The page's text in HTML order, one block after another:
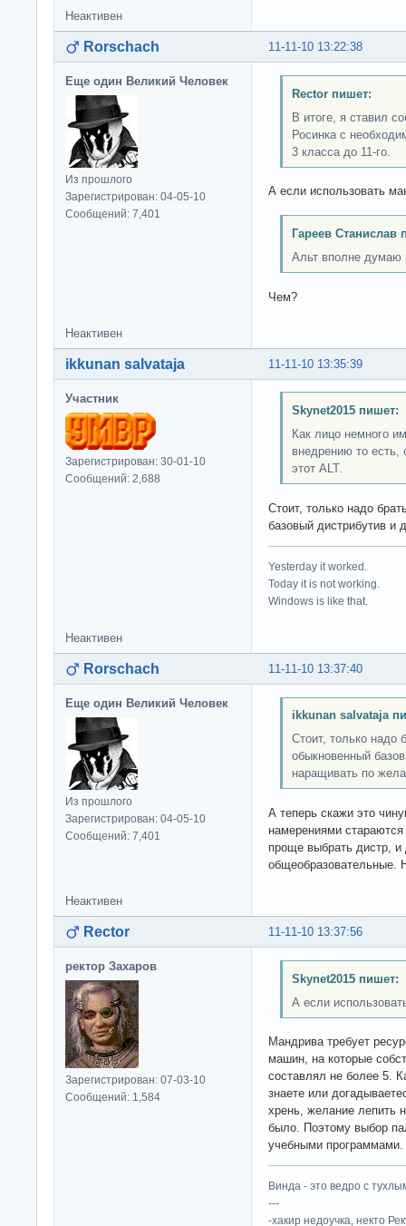
Неактивен
11-11-10 13:22:38
Rorschach
Еще один Великий Человек
Из прошлого
Зарегистрирован: 04-05-10
Сообщений: 7,401
Rector пишет:
В итоге, я ставил
Росинка с
3 класса до 11-го.
А если использовать
Гареев Станислав
Альт вполне думаю
Чем?
Неактивен
11-11-10 13:35:39
ikkunan salvataja
Участник
Зарегистрирован: 30-01-10
Сообщений: 2,688
Skynet2015 пишет:
Как лицо немного
внедрению то есть,
этот ALT.
Стоит, только надо
базовый дистрибутив
Yesterday it worked.
Today it is not working.
Windows is like that.
Неактивен
11-11-10 13:37:40
Rorschach
Еще один Великий Человек
Из прошлого
Зарегистрирован: 04-05-10
Сообщений: 7,401
ikkunan salvataja
Стоит, только надо
обыкновенный
наращивать по
А теперь скажи это
намерениями
проще выбрать дистр, и
общеобразовательные.
Неактивен
11-11-10 13:37:56
Rector
ректор Захаров
Зарегистрирован: 07-03-10
Сообщений: 1,584
Skynet2015 пишет:
А если
Мандрива требует
машин, на которые
составлял не более 5.
знаете или
хрень, желание лепить
было. Поэтому выбор
учебными программами.
Винда - это ведро с
---
-хакир недоучка, некто